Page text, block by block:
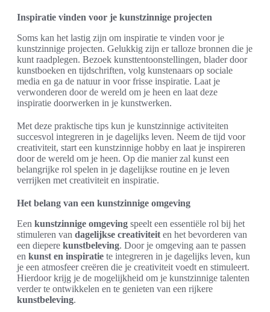
Inspiratie vinden voor je kunstzinnige projecten
Soms kan het lastig zijn om inspiratie te vinden voor je
kunstzinnige projecten. Gelukkig zijn er talloze bronnen die je
kunt raadplegen. Bezoek kunsttentoonstellingen, blader door
kunstboeken en tijdschriften, volg kunstenaars op sociale
media en ga de natuur in voor frisse inspiratie. Laat je
verwonderen door de wereld om je heen en laat deze
inspiratie doorwerken in je kunstwerken.
Met deze praktische tips kun je kunstzinnige activiteiten
succesvol integreren in je dagelijks leven. Neem de tijd voor
creativiteit, start een kunstzinnige hobby en laat je inspireren
door de wereld om je heen. Op die manier zal kunst een
belangrijke rol spelen in je dagelijkse routine en je leven
verrijken met creativiteit en inspiratie.
Het belang van een kunstzinnige omgeving
Een kunstzinnige omgeving speelt een essentiële rol bij het
stimuleren van dagelijkse creativiteit en het bevorderen van
een diepere kunstbeleving. Door je omgeving aan te passen
en kunst en inspiratie te integreren in je dagelijks leven, kun
je een atmosfeer creëren die je creativiteit voedt en stimuleert.
Hierdoor krijg je de mogelijkheid om je kunstzinnige talenten
verder te ontwikkelen en te genieten van een rijkere
kunstbeleving.